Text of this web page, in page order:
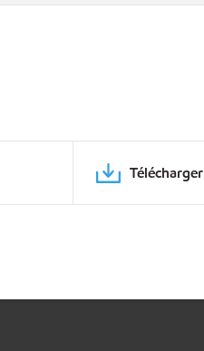
Télécharger